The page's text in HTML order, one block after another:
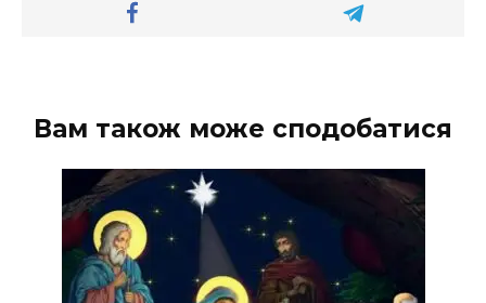
Вам також може сподобатися